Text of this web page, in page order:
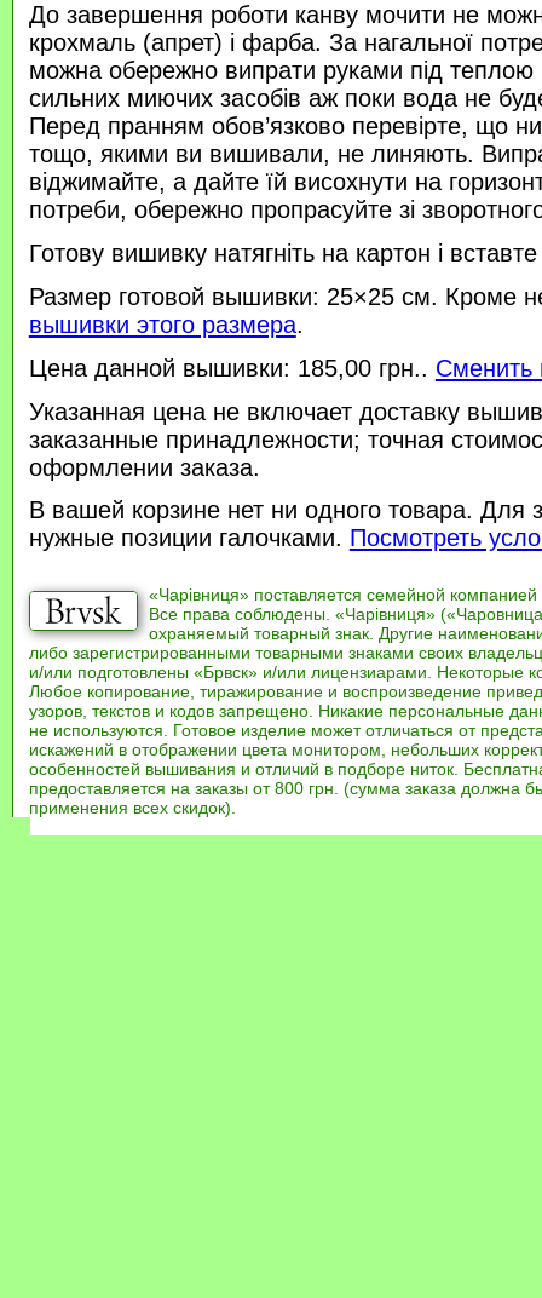
До завершення роботи канву мочити не
крохмаль (апрет) і фарба. За нагальної
можна обережно випрати руками під
сильних миючих засобів аж поки вода не
Перед пранням обов’язково перевірте, що
тощо, якими ви вишивали, не линяють.
віджимайте, а дайте їй висохнути на
потреби, обережно пропрасуйте зі
Готову вишивку натягніть на картон і
Размер готовой вышивки: 25×25 см. Кроме
вышивки этого размера.
Цена данной вышивки: 185,00 грн.. Сменить
Указанная цена не включает доставку
заказанные принадлежности; точная
оформлении заказа.
В вашей корзине нет ни одного товара. Для
нужные позиции галочками. Посмотреть
«Чарівниця» поставляется семейной компанией
Все права соблюдены. «Чарівниця»
охраняемый товарный знак. Другие
либо зарегистрированными товарными знаками своих
и/или подготовлены «Брвск» и/или лицензиарами. Некоторые
Любое копирование, тиражирование и воспроизведение
узоров, текстов и кодов запрещено. Никакие персональные
не используются. Готовое изделие может отличаться от
искажений в отображении цвета монитором, небольших
особенностей вышивания и отличий в подборе ниток.
предоставляется на заказы от 800 грн. (сумма заказа должна
применения всех скидок).